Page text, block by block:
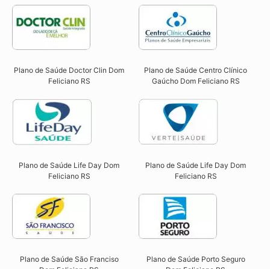
Plano de Saúde Doctor Clin Dom
Feliciano RS​
Plano de Saúde Centro Clínico
Gaúcho Dom Feliciano RS​
Plano de Saúde Life Day Dom
Feliciano RS
Plano de Saúde Life Day Dom
Feliciano RS
Plano de Saúde São Franciso
Plano de Saúde Porto Seguro